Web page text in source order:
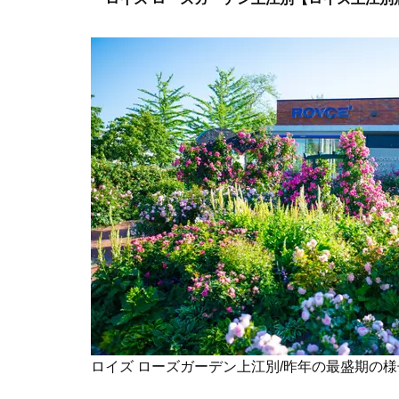
ロイズ ローズガーデン上江別/昨年の最盛期の